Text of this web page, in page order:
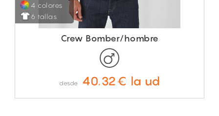
4 colores
6 tallas
Crew Bomber/hombre
desde 40.32€ la ud